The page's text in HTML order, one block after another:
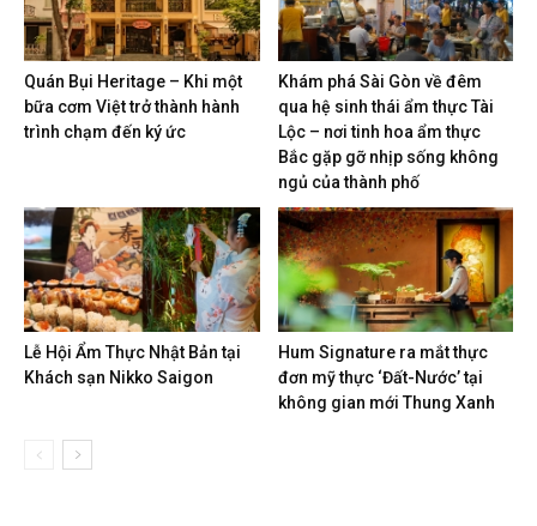
Quán Bụi Heritage – Khi một
bữa cơm Việt trở thành hành
trình chạm đến ký ức
Khám phá Sài Gòn về đêm
qua hệ sinh thái ẩm thực Tài
Lộc – nơi tinh hoa ẩm thực
Bắc gặp gỡ nhịp sống không
ngủ của thành phố
Lễ Hội Ẩm Thực Nhật Bản tại
Khách sạn Nikko Saigon
Hum Signature ra mắt thực
đơn mỹ thực ‘Đất-Nước’ tại
không gian mới Thung Xanh